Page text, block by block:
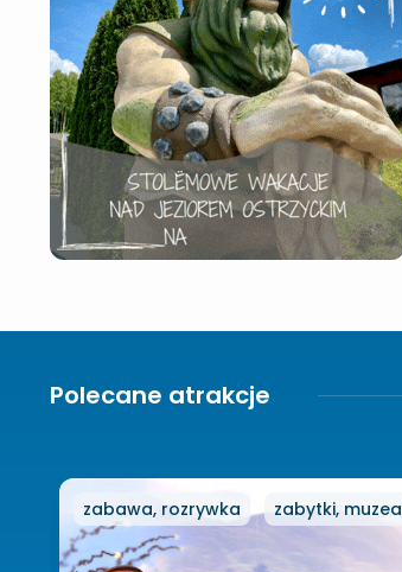
Polecane atrakcje
zabawa, rozrywka zabytki, muzea